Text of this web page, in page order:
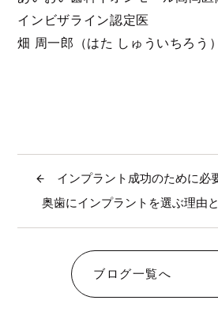
インビザライン認定医
畑 周一郎（はた しゅういちろう）
インプラント成功のために必
奥歯にインプラントを選ぶ理由
ブログ一覧へ